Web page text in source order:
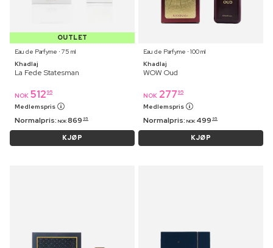
OUTLET
Eau de Parfyme ⋅ 75 ml
Khadlaj
La Fede Statesman
NOK 512 95
Medlemspris
Normalpris: NOK 869 95
KJØP
Eau de Parfyme ⋅ 100 ml
Khadlaj
WOW Oud
NOK 277 95
Medlemspris
Normalpris: NOK 499 95
KJØP